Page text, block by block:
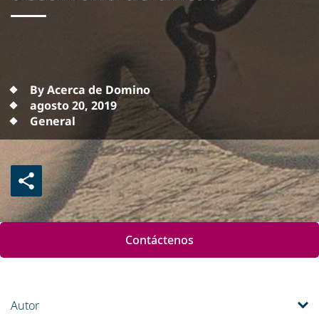
By Acerca de Domino
agosto 20, 2019
General
Contáctenos
Autor